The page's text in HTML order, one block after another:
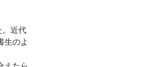
。近代
生のよ